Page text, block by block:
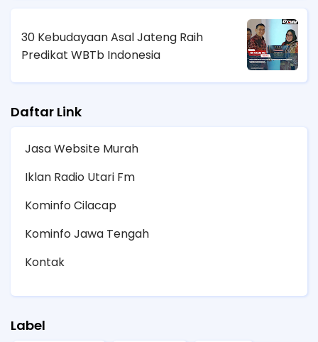
30 Kebudayaan Asal Jateng Raih
Predikat WBTb Indonesia
Daftar Link
Jasa Website Murah
Iklan Radio Utari Fm
Kominfo Cilacap
Kominfo Jawa Tengah
Kontak
Label